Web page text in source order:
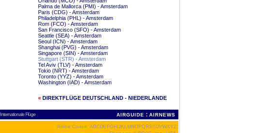
Palma de Mallorca (PMI) - Amsterdam
Paris (CDG) - Amsterdam
Philadelphia (PHL) - Amsterdam
Rom (FCO) - Amsterdam
San Francisco (SFO) - Amsterdam
Seattle (SEA) - Amsterdam
Seoul (ICN) - Amsterdam
Shanghai (PVG) - Amsterdam
Singapore (SIN) - Amsterdam
Stuttgart (STR) - Amsterdam
Tel Aviv (TLV) - Amsterdam
Tokio (NRT) - Amsterdam
Toronto (YYZ) - Amsterdam
Washington (IAD) - Amsterdam
« DIREKTFLÜGE DEUTSCHLAND - NIEDERLANDE
Internationale Flüge AIRGUIDE : AIRNEWS
Airline Codes ABCDEFGHIJKL MNOPQRSTUVWXYZ